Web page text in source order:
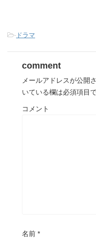
- ドラマ
comment
メールアドレスが公開
いている欄は必須項目
コメント
名前 *